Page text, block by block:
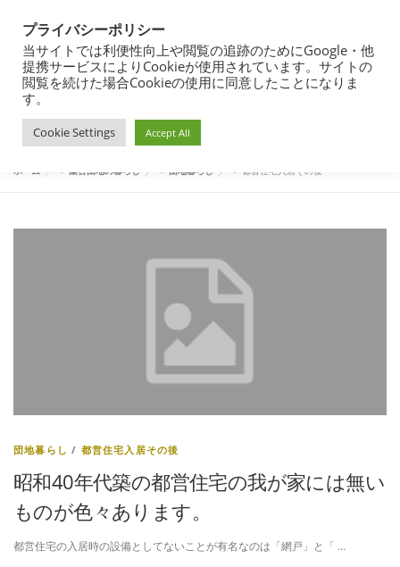
都営住宅・団地暮らしブログ
東京都内の昭和40年代築の団地で暮らす
団地暮らし
カテゴリー:
ホーム > 築古団地の暮らし > 団地暮らし > 都営住宅入居その後
団地暮らし / 都営住宅入居その後
昭和40年代築の都営住宅の我が家には無い
ものが色々あります。
都営住宅の入居時の設備としてないことが有名なのは「網戸」と「 …
プライバシーポリシー
当サイトでは利便性向上や閲覧の追跡のためにGoogle・他
提携サービスによりCookieが使用されています。サイトの
閲覧を続けた場合Cookieの使用に同意したことになりま
す。
Cookie Settings Accept All